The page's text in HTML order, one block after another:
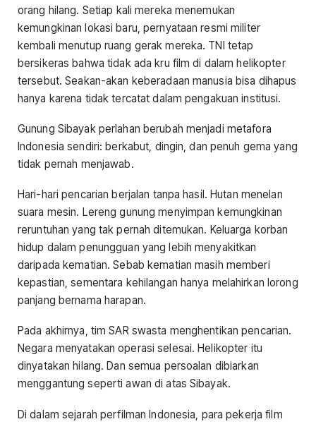
orang hilang. Setiap kali mereka menemukan
kemungkinan lokasi baru, pernyataan resmi militer
kembali menutup ruang gerak mereka. TNI tetap
bersikeras bahwa tidak ada kru film di dalam helikopter
tersebut. Seakan-akan keberadaan manusia bisa dihapus
hanya karena tidak tercatat dalam pengakuan institusi.
Gunung Sibayak perlahan berubah menjadi metafora
Indonesia sendiri: berkabut, dingin, dan penuh gema yang
tidak pernah menjawab.
Hari-hari pencarian berjalan tanpa hasil. Hutan menelan
suara mesin. Lereng gunung menyimpan kemungkinan
reruntuhan yang tak pernah ditemukan. Keluarga korban
hidup dalam penungguan yang lebih menyakitkan
daripada kematian. Sebab kematian masih memberi
kepastian, sementara kehilangan hanya melahirkan lorong
panjang bernama harapan.
Pada akhirnya, tim SAR swasta menghentikan pencarian.
Negara menyatakan operasi selesai. Helikopter itu
dinyatakan hilang. Dan semua persoalan dibiarkan
menggantung seperti awan di atas Sibayak.
Di dalam sejarah perfilman Indonesia, para pekerja film